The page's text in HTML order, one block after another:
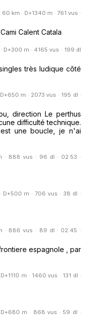
60 km · D+1340 m · 761 vus ·
Calent Catala
D+300 m · 4165 vus · 199 dl
très ludique côté
m · 2073 vus · 195 dl ·
direction Le perthus
difficulté technique.
une boucle, je n'ai
· 888 vus · 96 dl · 02:53 ·
D+500 m · 706 vus · 38 dl ·
· 886 vus · 89 dl · 02:45 ·
espagnole , par
m · 1460 vus · 131 dl ·
D+680 m · 868 vus · 59 dl ·